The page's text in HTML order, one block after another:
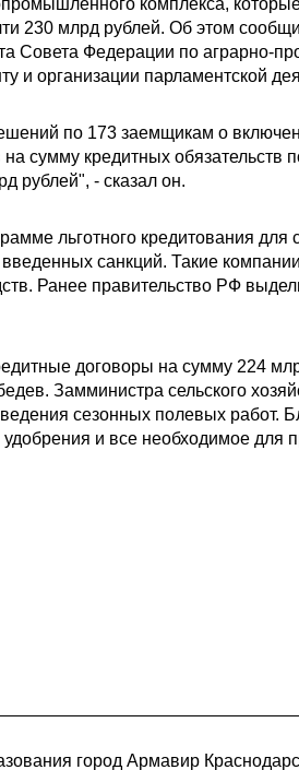
комплекса,
230 млрд рублей. Об этом
Совета Федерации по аграрно-
и организации парламентской
по 173 заемщикам о
сумму кредитных обязательств
рублей", - сказал он.
льготного кредитования
санкций. Такие
Ранее правительство РФ
договоры на сумму 224
Замминистра сельского
сезонных полевых работ.
удобрения и все необходимое для
город Армавир